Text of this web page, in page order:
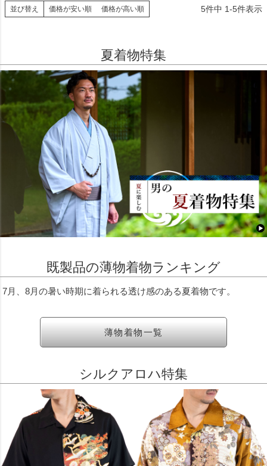
並び替え 価格が安い順 価格が高い順 5件中 1-5件表示
夏着物特集
既製品の薄物着物ランキング
7月、8月の暑い時期に着られる透け感のある夏着物です。
薄物着物一覧
シルクアロハ特集